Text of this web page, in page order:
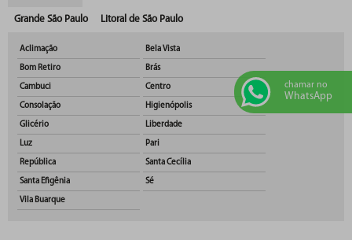
Grande São Paulo Litoral de São Paulo
Aclimação Bela Vista
Bom Retiro Brás
Cambuci Centro
Consolação Higienópolis
Glicério Liberdade
Luz Pari
República Santa Cecília
Santa Efigênia Sé
Vila Buarque
chamar no
WhatsApp